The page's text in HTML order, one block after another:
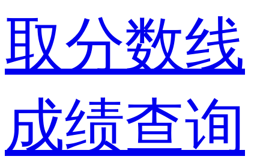
取分数线
成绩查询